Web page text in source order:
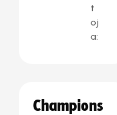
t
oj
a:
Champions